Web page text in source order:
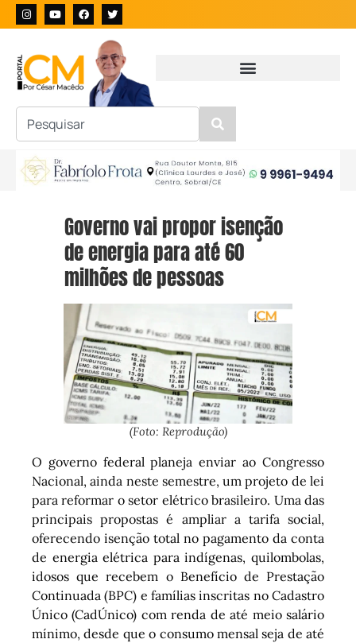
Governo vai propor isenção
de energia para até 60
milhões de pessoas
(Foto: Reprodução)
O governo federal planeja enviar ao Congresso
Nacional, ainda neste semestre, um projeto de lei
para reformar o setor elétrico brasileiro. Uma das
principais propostas é ampliar a tarifa social,
oferecendo isenção total no pagamento da conta
de energia elétrica para indígenas, quilombolas,
idosos que recebem o Benefício de Prestação
Continuada (BPC) e famílias inscritas no Cadastro
Único (CadÚnico) com renda de até meio salário
mínimo, desde que o consumo mensal seja de até